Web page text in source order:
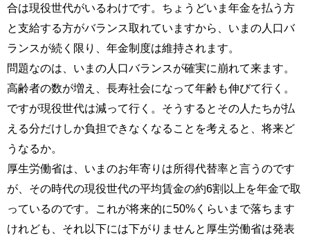
合は現役世代がいるわけです。ちょうどいま年金を払う方
と支給する方がバランス取れていますから、いまの人口バ
ランスが続く限り、年金制度は維持されます。
問題なのは、いまの人口バランスが確実に崩れて来ます。
高齢者の数が増え、長寿社会になって年齢も伸びて行く。
ですが現役世代は減って行く。そうするとその人たちが払
える分だけしか負担できなくなることを考えると、将来ど
うなるか。
厚生労働省は、いまのお年寄りは所得代替率と言うのです
が、その時代の現役世代の平均賃金の約6割以上を年金で取
っているのです。これが将来的に50%くらいまで落ちます
けれども、それ以下には下がりませんと厚生労働省は発表